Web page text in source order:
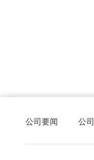
公司要闻 公